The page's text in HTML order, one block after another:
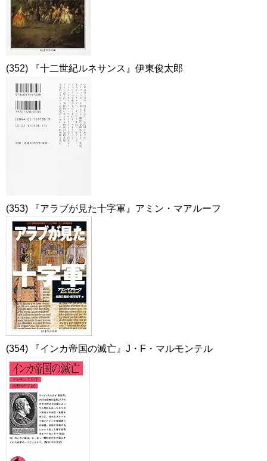
(352) 『十二世紀ルネサンス』伊東俊太郎
(353) 『アラブが見た十字軍』アミン・マアルーフ
(354) 『インカ帝国の滅亡』J・F・マルモンテル